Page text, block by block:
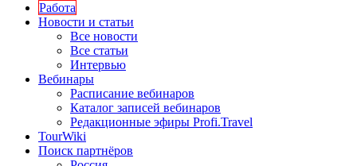
Работа
Новости и статьи
Все новости
Все статьи
Интервью
Вебинары
Расписание вебинаров
Каталог записей вебинаров
Редакционные эфиры Profi.Travel
TourWiki
Поиск партнёров